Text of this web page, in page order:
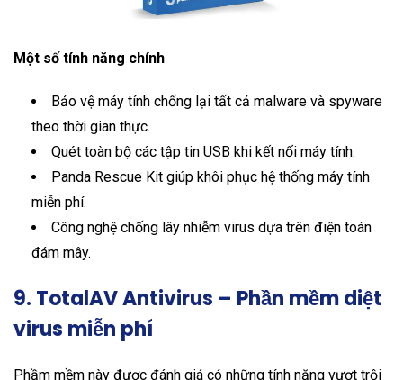
Một số tính năng chính
Bảo vệ máy tính chống lại tất cả malware và spyware
theo thời gian thực.
Quét toàn bộ các tập tin USB khi kết nối máy tính.
Panda Rescue Kit giúp khôi phục hệ thống máy tính
miễn phí.
Công nghệ chống lây nhiễm virus dựa trên điện toán
đám mây.
9. TotalAV Antivirus – Phần mềm diệt
virus miễn phí
Phầm mềm này được đánh giá có những tính năng vượt trội